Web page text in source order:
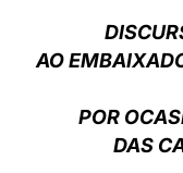
AO
POR
DAS